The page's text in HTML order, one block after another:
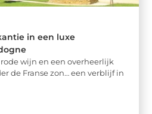
in een luxe
wijn en een overheerlijk
de Franse zon… een verblijf in